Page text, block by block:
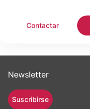
Contactar
Newsletter
Suscribirse